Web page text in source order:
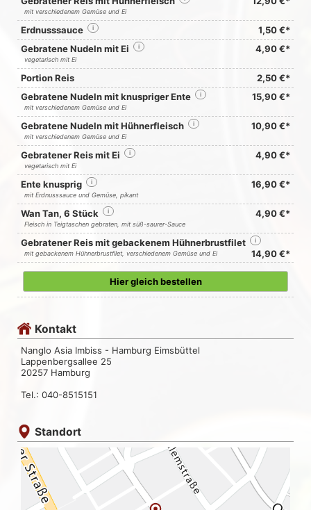
mit verschiedenem Gemüse und Ei
Erdnusssauce i
1,50 €*
Gebratene Nudeln mit Ei
i 4,90 €*
vegetarisch mit Ei
Portion Reis
2,50 €*
Gebratene Nudeln mit knuspriger Ente
i 15,90 €*
mit verschiedenem Gemüse und Ei
Gebratene Nudeln mit Hühnerfleisch i 10,90 €*
mit verschiedenem Gemüse und Ei
Gebratener Reis mit Ei i 4,90 €*
vegetarisch mit Ei
Ente knusprig i 16,90 €*
mit Erdnusssauce und Gemüse, pikant
Wan Tan, 6 Stück i 4,90 €*
Fleisch in Teigtaschen gebraten, mit süß-saurer-Sauce
Gebratener Reis mit gebackenem Hühnerbrustfilet i
14,90 €*
mit gebackenem Hühnerbrustfilet, verschiedenem Gemüse und Ei
Hier gleich bestellen
Kontakt
Nanglo Asia Imbiss - Hamburg Eimsbüttel
Lappenbergsallee 25
20257 Hamburg
Tel.: 040-8515151
Standort